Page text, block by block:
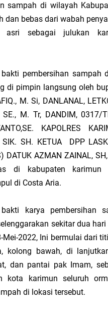
sampah di wilayah
dan bebas dari wabah
asri sebagai julukan
pembersihan sampah
di pimpin langsung oleh
M. Si, DANLANAL,
SE., M. Tr, DANDIM, 0317/
KAPOLRES
SIK. SH. KETUA DPP
DATUK AZMAN ZAINAL,
di kabupaten karimun
di Costa Aria.
karya pembersihan
sekitar dua
Mei-2022, Ini bermulai dari
kolong bawah, di
dan pantai pak Imam,
kota karimun seluruh
di lokasi tersebut.